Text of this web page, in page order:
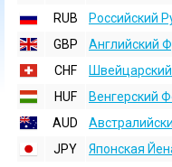
RUB
Российский
GBP
Английский
CHF
HUF
Венгерский
AUD
JPY
Японская